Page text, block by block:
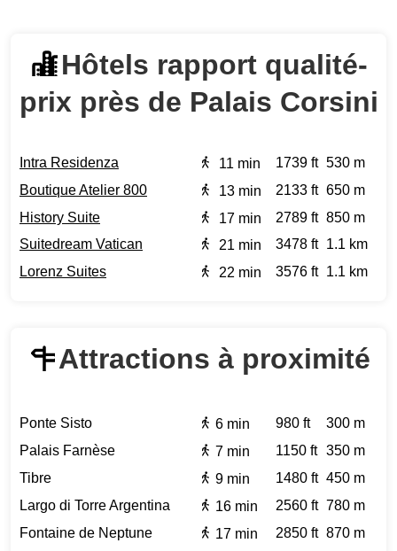
Hôtels rapport qualité-
prix près de Palais Corsini
Intra Residenza 11 min 1739 ft 530 m
Boutique Atelier 800
13 min 2133 ft 650 m
History Suite
17 min 2789 ft 850 m
Suitedream Vatican
21 min 3478 ft
1.1 km
Lorenz Suites
22 min 3576 ft 1.1 km
Attractions à proximité
Ponte Sisto 6 min 980 ft
300 m
Palais Farnèse
7 min 1150 ft
350 m
Tibre
9 min 1480 ft 450 m
Largo di Torre Argentina
16 min 2560 ft 780 m
Fontaine de Neptune
17 min 2850 ft 870 m